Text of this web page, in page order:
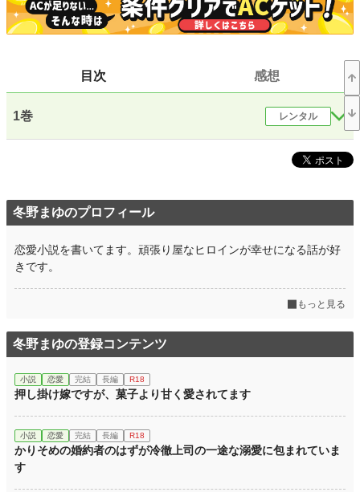
お気に入り 20
文字数(レンタル含む)
更新日時
初回公開日時 2025.06.09 13:37
月間ポイント
年間ポイント 7,077 pt (38,353 位)
目次 感想
1巻 レンタル
冬野まゆのプロフィール
恋愛小説を書いてます。頑張り屋なヒロインが幸せになる話が好
きです。
もっと見る
冬野まゆの登録コンテンツ
小説 恋愛 完結 長編 R18
押し掛け嫁ですが、菓子より甘く愛されてます
小説 恋愛 完結 長編 R18
かりそめの婚約者のはずが冷徹上司の一途な溺愛に包まれていま
す